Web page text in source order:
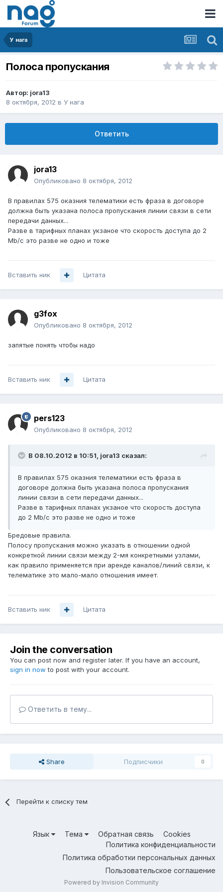
У нага
Полоса пропускания
Автор: jora13
8 октября, 2012 в У нага
Ответить
jora13
Опубликовано 8 октября, 2012
В правилах 575 оказния телематики есть фраза в договоре
должна быть указана полоса пропускания линии связи в сети
передачи данных...
Разве в тарифных планах укзаное что скорость доступа до 2
Mb/c это разве не одно и тоже
Вставить ник Цитата
g3fox
Опубликовано 8 октября, 2012
запятые понять чтобы надо
Вставить ник Цитата
pers123
Опубликовано 8 октября, 2012
В 08.10.2012 в 10:51, jora13 сказал:
В правилах 575 оказния телематики есть фраза в
договоре должна быть указана полоса пропускания
линии связи в сети передачи данных...
Разве в тарифных планах укзаное что скорость доступа
до 2 Mb/c это разве не одно и тоже
Бредовые правила.
Полосу пропускания можно указать в отношении одной
конкретной линии связи между 2-мя конкретными узлами,
как правило применяется при аренде каналов/линий связи, к
телематике это мало-мало отношения имеет.
Вставить ник Цитата
Join the conversation
You can post now and register later. If you have an account,
sign in now to post with your account.
Ответить в тему...
Share Подписчики 0
Перейти к списку тем
Язык Тема Обратная связь
Cookies
Политика конфиденциальности
Политика обработки персональных данных
Пользовательское соглашение
Powered by Invision Community